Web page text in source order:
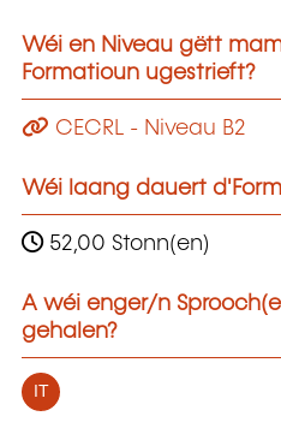
Wéi en Niveau gëtt
Formatioun ugestrieft?
CECRL - Niveau B2
Wéi laang dauert
52,00 Stonn(en)
A wéi enger/n
gehalen?
IT